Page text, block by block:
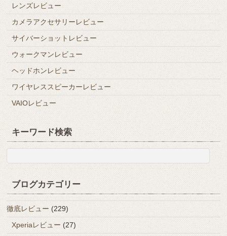
レンズレビュー
カメラアクセサリーレビュー
サイバーショットレビュー
ウォークマンレビュー
ヘッドホンレビュー
ワイヤレススピーカーレビュー
VAIOレビュー
キーワード検索
ブログカテゴリー
徹底レビュー (229)
Xperiaレビュー (27)